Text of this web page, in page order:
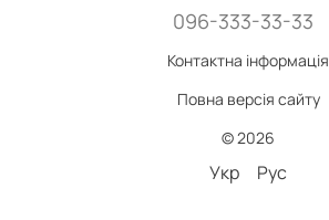
096-333-33-33
Контактна інформація
Повна версія сайту
© 2026
Укр Рус